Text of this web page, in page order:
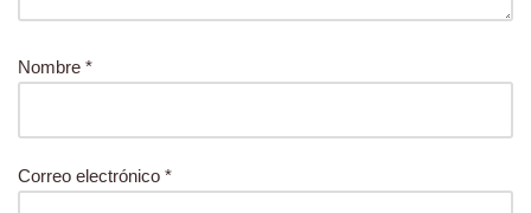
Nombre *
Correo electrónico *